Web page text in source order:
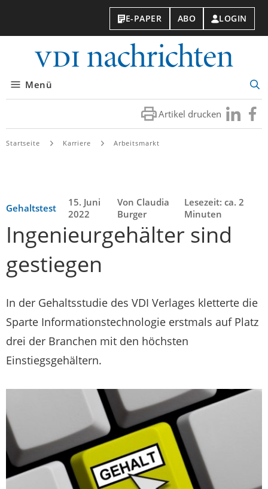
E-PAPER ABO LOGIN
Menü
Artikel drucken Besuchen
Sie
Sie
Startseite Karriere Arbeitsmarkt
Gehaltstest
15. Juni
2022
Von Claudia
Burger
Lesezeit: ca. 2
Minuten
Ingenieurgehälter sind
gestiegen
In der Gehaltsstudie des VDI Verlages kletterte die
Sparte Informationstechnologie erstmals auf Platz
drei der Branchen mit den höchsten
Einstiegsgehältern.